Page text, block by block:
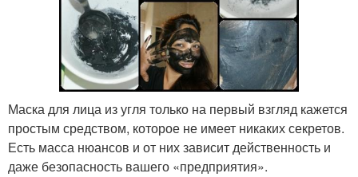
Маска для лица из угля только на первый взгляд кажется
простым средством, которое не имеет никаких секретов.
Есть масса нюансов и от них зависит действенность и
даже безопасность вашего «предприятия».